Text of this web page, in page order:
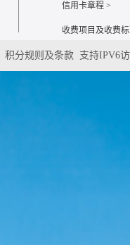
信用卡章程 >
收费项目及收费
积分规则及条款 支持IPV6